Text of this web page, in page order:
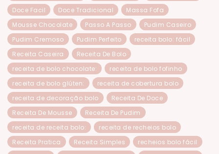
Doce Facil
Doce Tradicional
Massa Fofa
Mousse Chocolate
Passo A Passo
Pudim Caseiro
Pudim Cremoso
Pudim Perfeito
receita bolo: fácil
Receita Caseira
Receita De Bolo
receita de bolo chocolate:
receita de bolo fofinho
receita de bolo glúten:
receita de cobertura bolo
receita de decoração bolo
Receita De Doce
Receita De Mousse
Receita De Pudim
receita de receita bolo:
receita de recheios bolo
Receita Pratica
Receita Simples
recheios bolo fácil